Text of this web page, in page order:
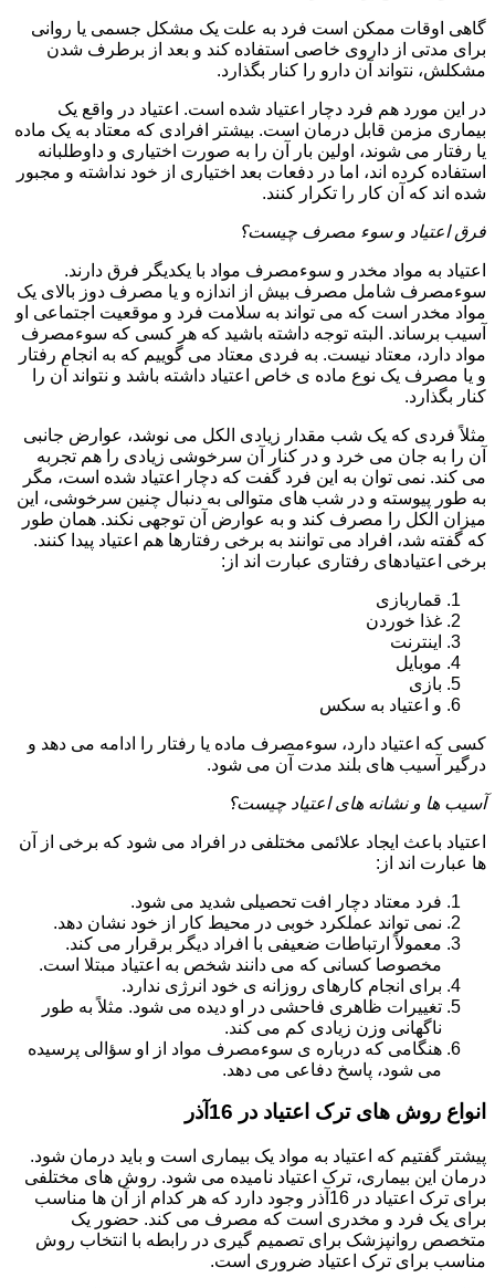
گاهی اوقات ممکن است فرد به علت یک مشکل جسمی یا روانی
برای مدتی از داروی خاصی استفاده کند و بعد از برطرف شدن
مشکلش، نتواند آن دارو را کنار بگذارد.
در این مورد هم فرد دچار اعتیاد شده است. اعتیاد در واقع یک
بیماری مزمن قابل درمان است. بیشتر افرادی که معتاد به یک ماده
یا رفتار می شوند، اولین بار آن را به صورت اختیاری و داوطلبانه
استفاده کرده اند، اما در دفعات بعد اختیاری از خود نداشته و مجبور
شده اند که آن کار را تکرار کنند.
فرق اعتیاد و سوء مصرف چیست؟
اعتیاد به مواد مخدر و سوءمصرف مواد با یکدیگر فرق دارند.
سوءمصرف شامل مصرف بیش از اندازه و یا مصرف دوز بالای یک
مواد مخدر است که می تواند به سلامت فرد و موقعیت اجتماعی او
آسیب برساند. البته توجه داشته باشید که هر کسی که سوءمصرف
مواد دارد، معتاد نیست. به فردی معتاد می گوییم که به انجام رفتار
و یا مصرف یک نوع ماده ی خاص اعتیاد داشته باشد و نتواند آن را
کنار بگذارد.
مثلاً فردی که یک شب مقدار زیادی الکل می نوشد، عوارض جانبی
آن را به جان می خرد و در کنار آن سرخوشی زیادی را هم تجربه
می کند. نمی توان به این فرد گفت که دچار اعتیاد شده است، مگر
به طور پیوسته و در شب های متوالی به دنبال چنین سرخوشی، این
میزان الکل را مصرف کند و به عوارض آن توجهی نکند. همان طور
که گفته شد، افراد می توانند به برخی رفتارها هم اعتیاد پیدا کنند.
برخی اعتیادهای رفتاری عبارت اند از:
قماربازی
غذا خوردن
اینترنت
موبایل
بازی
و اعتیاد به سکس
کسی که اعتیاد دارد، سوءمصرف ماده یا رفتار را ادامه می دهد و
درگیر آسیب های بلند مدت آن می شود.
آسیب ها و نشانه های اعتیاد چیست؟
اعتیاد باعث ایجاد علائمی مختلفی در افراد می شود که برخی از آن
ها عبارت اند از:
فرد معتاد دچار افت تحصیلی شدید می شود.
نمی تواند عملکرد خوبی در محیط کار از خود نشان دهد.
معمولاً ارتباطات ضعیفی با افراد دیگر برقرار می کند.
مخصوصا کسانی که می دانند شخص به اعتیاد مبتلا است.
برای انجام کارهای روزانه ی خود انرژی ندارد.
تغییرات ظاهری فاحشی در او دیده می شود. مثلاً به طور
ناگهانی وزن زیادی کم می کند.
هنگامی که درباره ی سوءمصرف مواد از او سؤالی پرسیده
می شود، پاسخ دفاعی می دهد.
انواع روش های ترک اعتیاد در 16آذر
پیشتر گفتیم که اعتیاد به مواد یک بیماری است و باید درمان شود.
درمان این بیماری، ترک اعتیاد نامیده می شود. روش های مختلفی
برای ترک اعتیاد در 16آذر وجود دارد که هر کدام از آن ها مناسب
برای یک فرد و مخدری است که مصرف می کند. حضور یک
متخصص روانپزشک برای تصمیم گیری در رابطه با انتخاب روش
مناسب برای ترک اعتیاد ضروری است.